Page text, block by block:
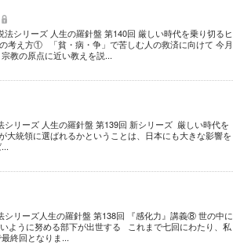
シリーズ 人生の羅針盤 第140回 厳しい時代を乗り切るヒ
考え方① 「貧・病・争」で苦しむ人の救済に向けて 今月
教の原点に近い教えを説...
リーズ 人生の羅針盤 第139回 新シリーズ 厳しい時代を
統領に選ばれるかということは、日本にも大きな影響を
リーズ人生の羅針盤 第138回 『感化力』講義⑧ 世の中に
ように努める部下が出世する これまで七回にわたり、私
終回となりま...